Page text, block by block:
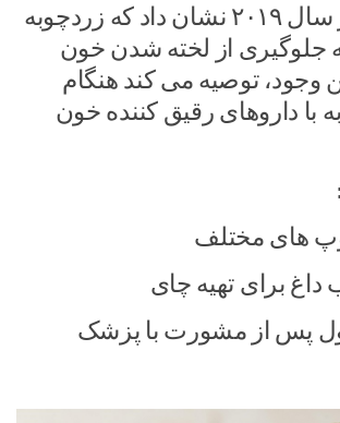
در سال ۲۰۱۹ نشان داد که زردچوبه
از لخته شدن خون
وجود، توصیه می کند هنگام
با داروهای رقیق کننده خون
های مختلف
داغ برای تهیه چای
پس از مشورت با پزشک